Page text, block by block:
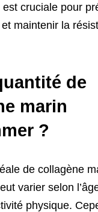
cruciale pour
et maintenir la
de
marin
?
de collagène
varier selon
physique.